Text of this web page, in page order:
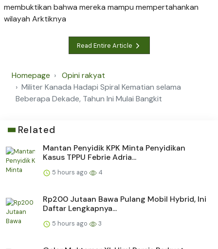
membuktikan bahwa mereka mampu mempertahankan
wilayah Arktiknya
Read Entire Article
Homepage
Opini rakyat
Militer Kanada Hadapi Spiral Kematian selama
Beberapa Dekade, Tahun Ini Mulai Bangkit
Related
Mantan Penyidik KPK Minta Penyidikan
Kasus TPPU Febrie Adria...
5 hours ago 4
Rp200 Jutaan Bawa Pulang Mobil Hybrid, Ini
Daftar Lengkapnya...
5 hours ago 3